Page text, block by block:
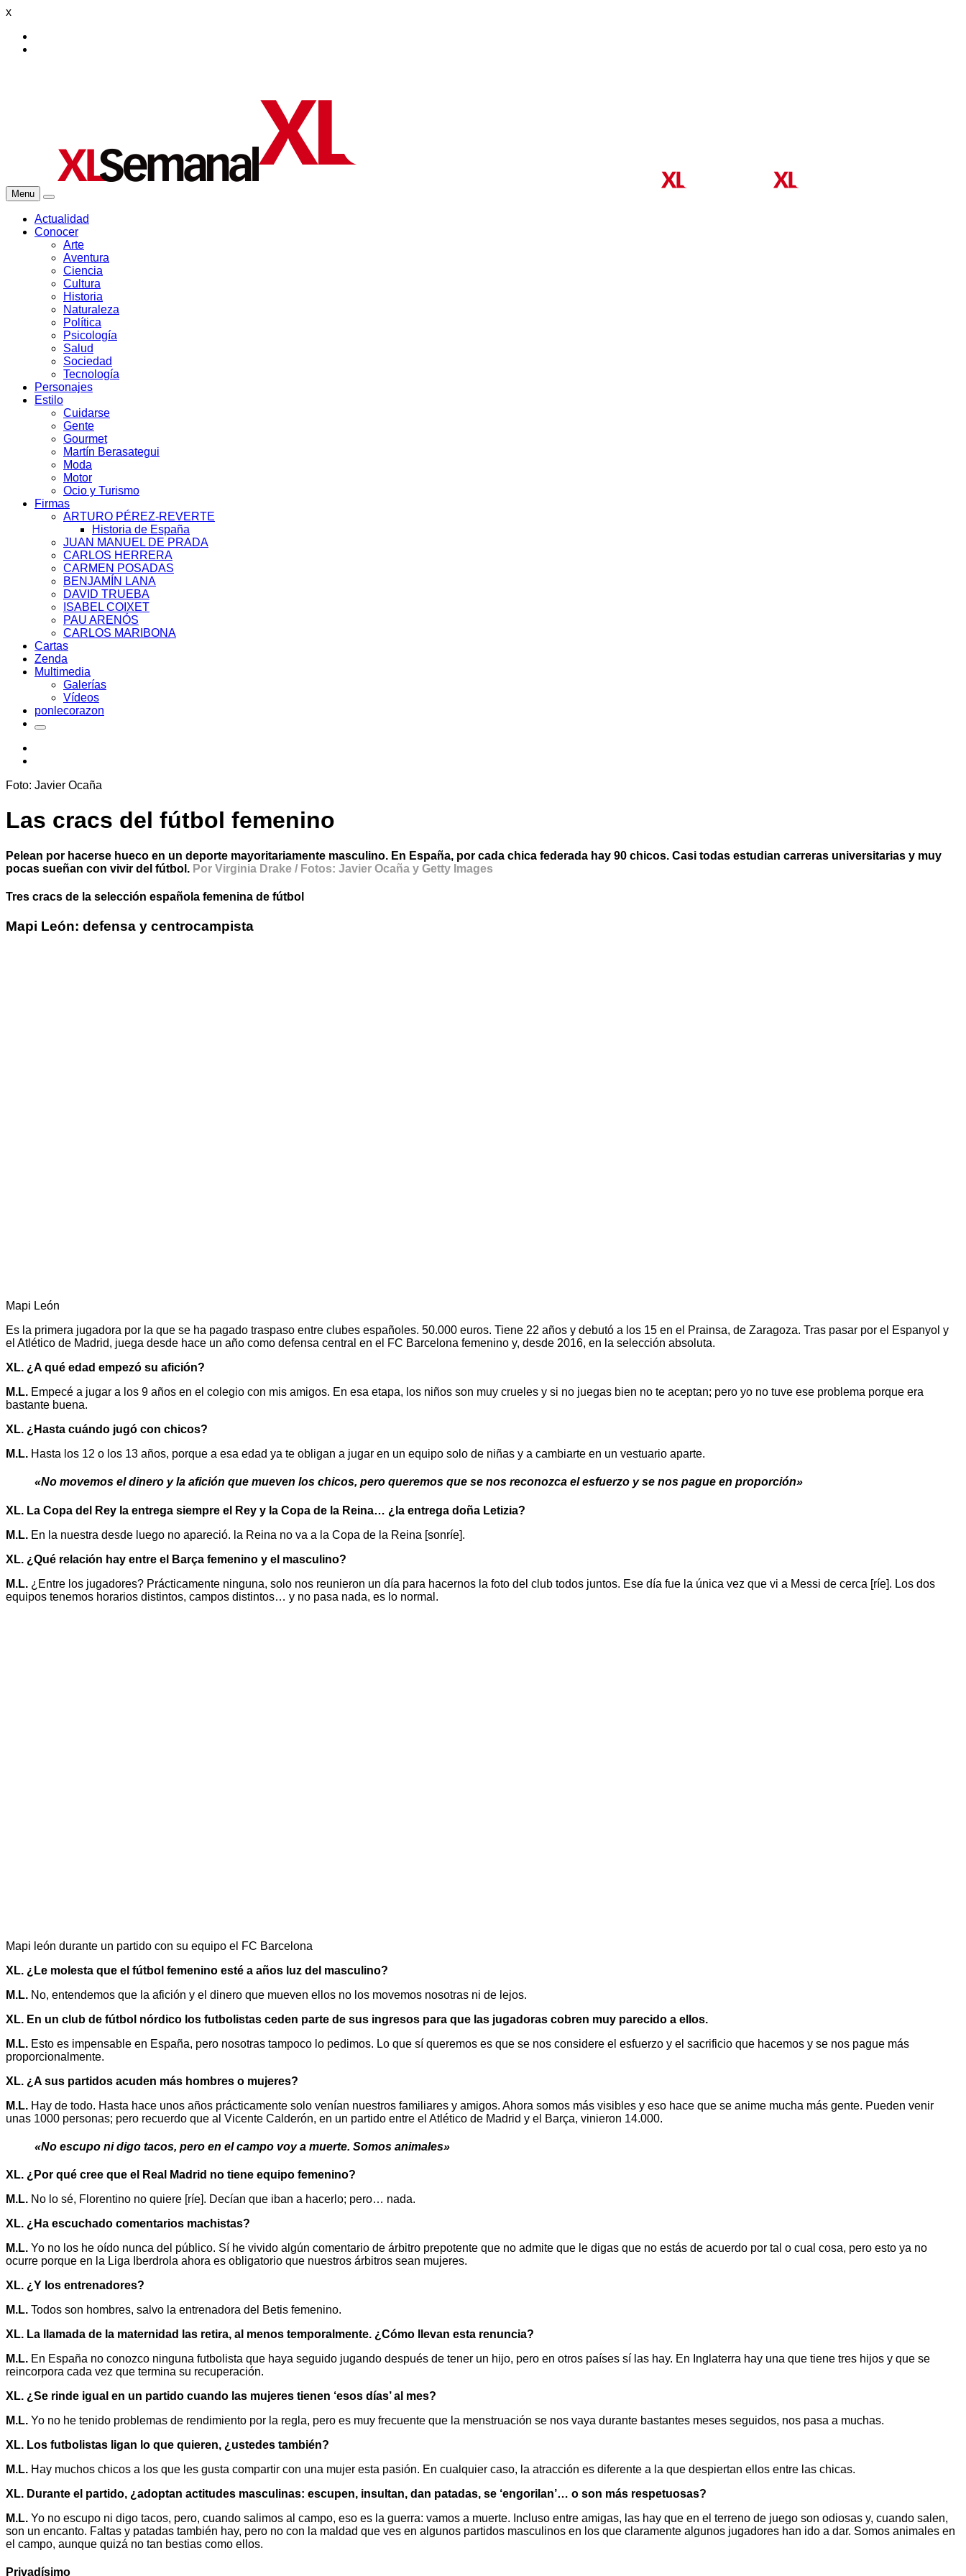
x
Menu
Actualidad
Conocer
Arte
Aventura
Ciencia
Cultura
Historia
Naturaleza
Política
Psicología
Salud
Sociedad
Tecnología
Personajes
Estilo
Cuidarse
Gente
Gourmet
Martín Berasategui
Moda
Motor
Ocio y Turismo
Firmas
ARTURO PÉREZ-REVERTE
Historia de España
JUAN MANUEL DE PRADA
CARLOS HERRERA
CARMEN POSADAS
BENJAMÍN LANA
DAVID TRUEBA
ISABEL COIXET
PAU ARENÓS
CARLOS MARIBONA
Cartas
Zenda
Multimedia
Galerías
Vídeos
ponlecorazon
Foto: Javier Ocaña
Las cracs del fútbol femenino
Pelean por hacerse hueco en un deporte mayoritariamente masculino. En España, por cada chica federada hay 90 chicos. Casi todas estudian carreras universitarias y muy
pocas sueñan con vivir del fútbol. Por Virginia Drake / Fotos: Javier Ocaña y Getty Images
Tres cracs de la selección española femenina de fútbol
Mapi León: defensa y centrocampista
Mapi León
Es la primera jugadora por la que se ha pagado traspaso entre clubes españoles. 50.000 euros. Tiene 22 años y debutó a los 15 en el Prainsa, de Zaragoza. Tras pasar por el Espanyol y
el Atlético de Madrid, juega desde hace un año como defensa central en el FC Barcelona femenino y, desde 2016, en la selección absoluta.
XL. ¿A qué edad empezó su afición?
M.L. Empecé a jugar a los 9 años en el colegio con mis amigos. En esa etapa, los niños son muy crueles y si no juegas bien no te aceptan; pero yo no tuve ese problema porque era
bastante buena.
XL. ¿Hasta cuándo jugó con chicos?
M.L. Hasta los 12 o los 13 años, porque a esa edad ya te obligan a jugar en un equipo solo de niñas y a cambiarte en un vestuario aparte.
«No movemos el dinero y la afición que mueven los chicos, pero queremos que se nos reconozca el esfuerzo y se nos pague en proporción»
XL. La Copa del Rey la entrega siempre el Rey y la Copa de la Reina… ¿la entrega doña Letizia?
M.L. En la nuestra desde luego no apareció. la Reina no va a la Copa de la Reina [sonríe].
XL. ¿Qué relación hay entre el Barça femenino y el masculino?
M.L. ¿Entre los jugadores? Prácticamente ninguna, solo nos reunieron un día para hacernos la foto del club todos juntos. Ese día fue la única vez que vi a Messi de cerca [ríe]. Los dos
equipos tenemos horarios distintos, campos distintos… y no pasa nada, es lo normal.
Mapi león durante un partido con su equipo el FC Barcelona
XL. ¿Le molesta que el fútbol femenino esté a años luz del masculino?
M.L. No, entendemos que la afición y el dinero que mueven ellos no los movemos nosotras ni de lejos.
XL. En un club de fútbol nórdico los futbolistas ceden parte de sus ingresos para que las jugadoras cobren muy parecido a ellos.
M.L. Esto es impensable en España, pero nosotras tampoco lo pedimos. Lo que sí queremos es que se nos considere el esfuerzo y el sacrificio que hacemos y se nos pague más
proporcionalmente.
XL. ¿A sus partidos acuden más hombres o mujeres?
M.L. Hay de todo. Hasta hace unos años prácticamente solo venían nuestros familiares y amigos. Ahora somos más visibles y eso hace que se anime mucha más gente. Pueden venir
unas 1000 personas; pero recuerdo que al Vicente Calderón, en un partido entre el Atlético de Madrid y el Barça, vinieron 14.000.
«No escupo ni digo tacos, pero en el campo voy a muerte. Somos animales»
XL. ¿Por qué cree que el Real Madrid no tiene equipo femenino?
M.L. No lo sé, Florentino no quiere [ríe]. Decían que iban a hacerlo; pero… nada.
XL. ¿Ha escuchado comentarios machistas?
M.L. Yo no los he oído nunca del público. Sí he vivido algún comentario de árbitro prepotente que no admite que le digas que no estás de acuerdo por tal o cual cosa, pero esto ya no
ocurre porque en la Liga Iberdrola ahora es obligatorio que nuestros árbitros sean mujeres.
XL. ¿Y los entrenadores?
M.L. Todos son hombres, salvo la entrenadora del Betis femenino.
XL. La llamada de la maternidad las retira, al menos temporalmente. ¿Cómo llevan esta renuncia?
M.L. En España no conozco ninguna futbolista que haya seguido jugando después de tener un hijo, pero en otros países sí las hay. En Inglaterra hay una que tiene tres hijos y que se
reincorpora cada vez que termina su recuperación.
XL. ¿Se rinde igual en un partido cuando las mujeres tienen ‘esos días’ al mes?
M.L. Yo no he tenido problemas de rendimiento por la regla, pero es muy frecuente que la menstruación se nos vaya durante bastantes meses seguidos, nos pasa a muchas.
XL. Los futbolistas ligan lo que quieren, ¿ustedes también?
M.L. Hay muchos chicos a los que les gusta compartir con una mujer esta pasión. En cualquier caso, la atracción es diferente a la que despiertan ellos entre las chicas.
XL. Durante el partido, ¿adoptan actitudes masculinas: escupen, insultan, dan patadas, se ‘engorilan’… o son más respetuosas?
M.L. Yo no escupo ni digo tacos, pero, cuando salimos al campo, eso es la guerra: vamos a muerte. Incluso entre amigas, las hay que en el terreno de juego son odiosas y, cuando salen,
son un encanto. Faltas y patadas también hay, pero no con la maldad que ves en algunos partidos masculinos en los que claramente algunos jugadores han ido a dar. Somos animales en
el campo, aunque quizá no tan bestias como ellos.
Privadísimo